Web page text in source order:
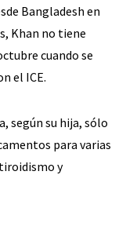
Bangladesh en
Khan no tiene
cuando se
el ICE.
según su hija, sólo
para varias
y